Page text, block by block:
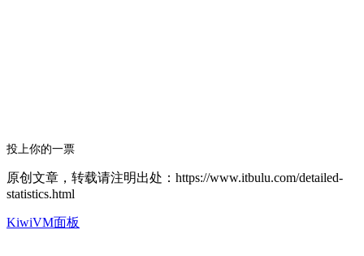
投上你的一票
原创文章，转载请注明出处：https://www.itbulu.com/detailed-
statistics.html
KiwiVM面板